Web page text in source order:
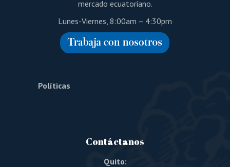
mercado ecuatoriano.
Lunes-Viernes, 8:00am – 4:30pm
Políticas
Contáctanos
Quito: